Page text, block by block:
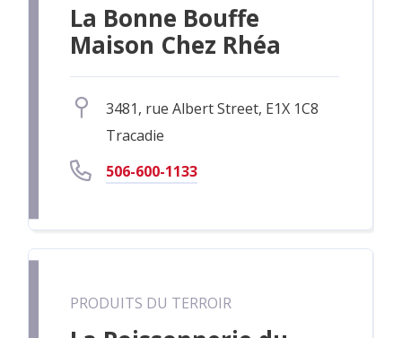
La Bonne Bouffe
Maison Chez Rhéa
3481, rue Albert Street, E1X 1C8
Tracadie
506-600-1133
PRODUITS DU TERROIR